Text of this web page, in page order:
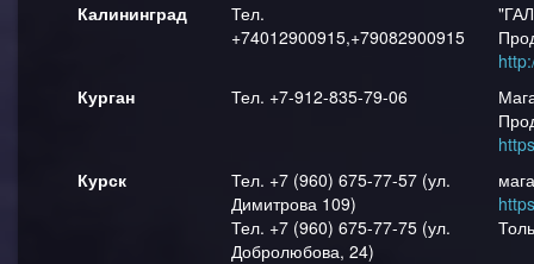
Калининград
Тел.
+74012900915,+79082900915
Курган
Тел. +7-912-835-79-06
Курск
Тел. +7 (960) 675-77-57 (ул.
Димитрова 109)
Тел. +7 (960) 675-77-75 (ул.
Добролюбова, 24)